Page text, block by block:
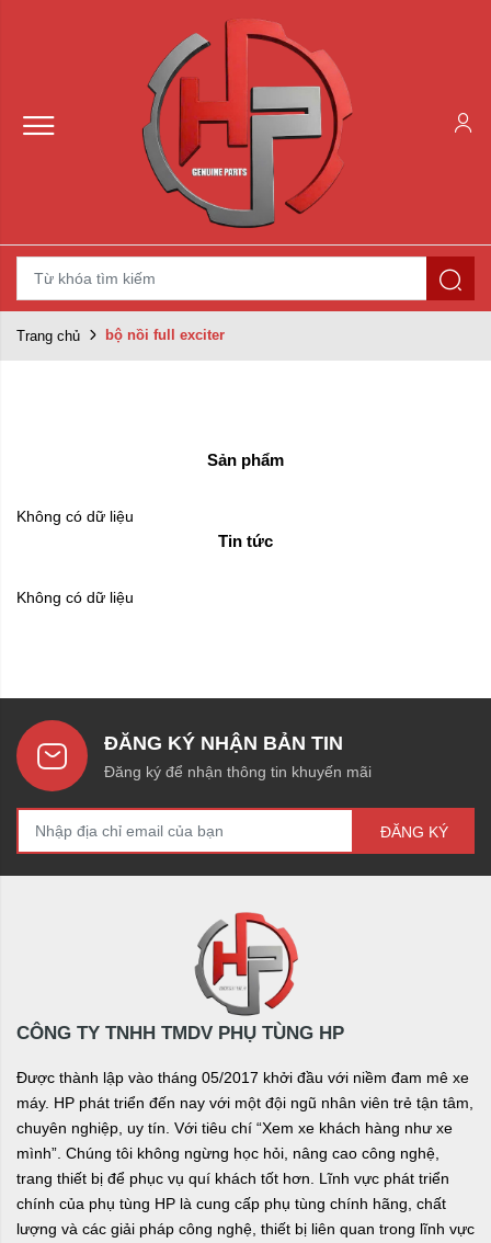
Trang chủ bộ nồi full exciter
Sản phẩm
Không có dữ liệu
Tin tức
Không có dữ liệu
ĐĂNG KÝ NHẬN BẢN TIN
Đăng ký để nhận thông tin khuyến mãi
ĐĂNG KÝ
CÔNG TY TNHH TMDV PHỤ TÙNG HP
Được thành lập vào tháng 05/2017 khởi đầu với niềm đam mê xe
máy. HP phát triển đến nay với một đội ngũ nhân viên trẻ tận tâm,
chuyên nghiệp, uy tín. Với tiêu chí “Xem xe khách hàng như xe
mình”. Chúng tôi không ngừng học hỏi, nâng cao công nghệ,
trang thiết bị để phục vụ quí khách tốt hơn. Lĩnh vực phát triển
chính của phụ tùng HP là cung cấp phụ tùng chính hãng, chất
lượng và các giải pháp công nghệ, thiết bị liên quan trong lĩnh vực